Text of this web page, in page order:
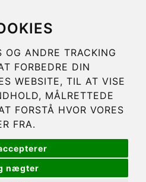
OG ANDRE TRACKING
FORBEDRE DIN
WEBSITE, TIL AT VISE
MÅLRETTEDE
FORSTÅ HVOR VORES
FRA.
nægter